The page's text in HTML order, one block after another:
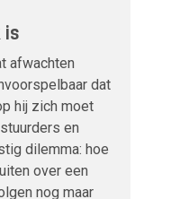
is
afwachten
dat
hij zich moet
en
dilemma: hoe
over een
nog maar